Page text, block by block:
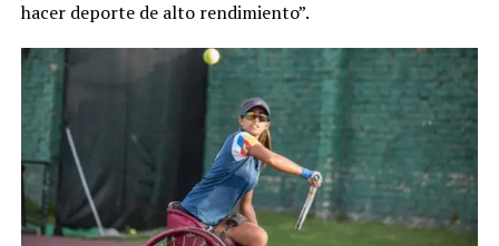
hacer deporte de alto rendimiento”.